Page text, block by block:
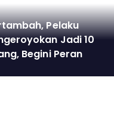
Pelaku
Jadi 10
Begini Peran